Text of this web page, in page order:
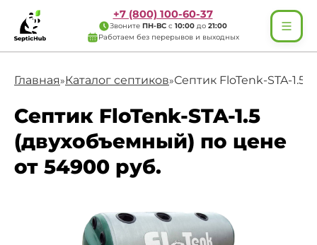
+7 (800) 100-60-37
Звоните ПН-ВС с 10:00 до 21:00
Работаем без перерывов и выходных
Главная»Каталог септиков»Септик FloTenk-STA-1.5
Септик FloTenk-STA-1.5
(двухобъемный) по цене
от 54900 руб.